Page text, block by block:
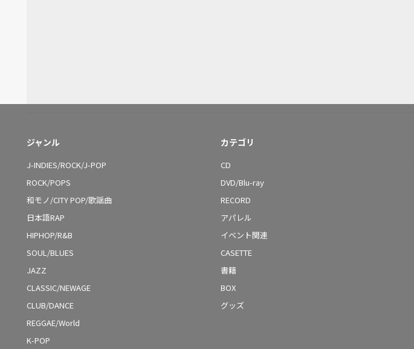
ジャンル
J-INDIES/ROCK/J-POP
ROCK/POPS
和モノ/CITY POP/歌謡曲
日本語RAP
HIPHOP/R&B
SOUL/BLUES
JAZZ
CLASSIC/NEWAGE
CLUB/DANCE
REGGAE/World
K-POP
カテゴリ
CD
DVD/Blu-ray
RECORD
アパレル
イベント関連
CASETTE
書籍
BOX
グッズ